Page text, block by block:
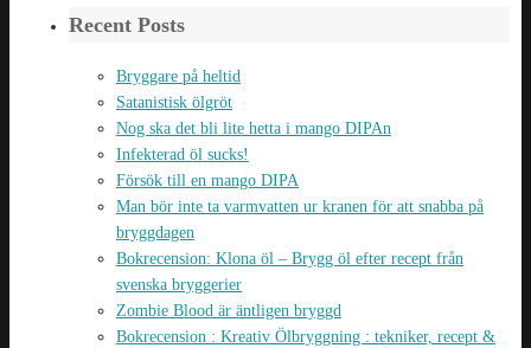
Recent Posts
Bryggare på heltid
Satanistisk ölgröt
Nog ska det bli lite hetta i mango DIPAn
Infekterad öl sucks!
Försök till en mango DIPA
Man bör inte ta varmvatten ur kranen för att snabba på
bryggdagen
Bokrecension: Klona öl – Brygg öl efter recept från
svenska bryggerier
Zombie Blood är äntligen bryggd
Bokrecension : Kreativ Ölbryggning : tekniker, recept &